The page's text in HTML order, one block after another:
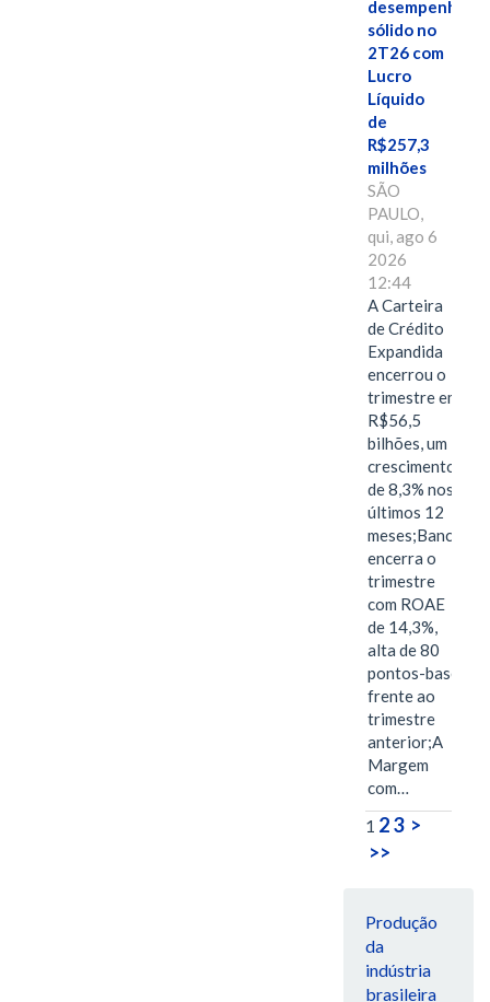
desempenho
sólido no
2T26 com
Lucro
Líquido
de
R$257,3
milhões
SÃO
PAULO,
qui, ago 6
2026
12:44
A Carteira
de Crédito
Expandida
encerrou o
trimestre em
R$56,5
bilhões, um
crescimento
de 8,3% nos
últimos 12
meses;Banco
encerra o
trimestre
com ROAE
de 14,3%,
alta de 80
pontos-base
frente ao
trimestre
anterior;A
Margem
com…
1 23 >
>>
Produção
da
indústria
brasileira